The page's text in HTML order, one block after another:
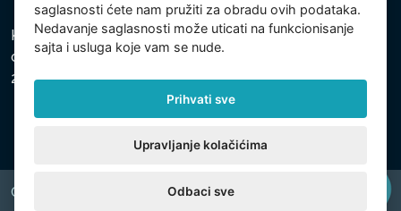
Kompanija je registrovana u Opštinskom sudu u Pragu,
odeljak C, uložak 74759, Identifikacioni broj kompanije:
26150808, Poreski identifikacioni broj: CZ26150808.
Copyright © 2026 INTEX TRADING s.r.o. All rights reserved.
saglasnosti ćete nam pružiti za obradu ovih podataka.
Nedavanje saglasnosti može uticati na funkcionisanje
sajta i usluga koje vam se nude.
Prihvati sve
Upravljanje kolačićima
Odbaci sve